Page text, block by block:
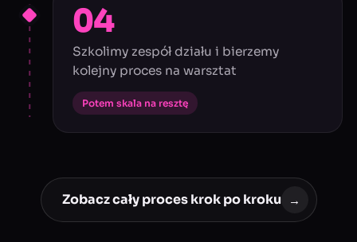
04
Szkolimy zespół działu i bierzemy
kolejny proces na warsztat
Potem skala na resztę
Zobacz cały proces krok po kroku →